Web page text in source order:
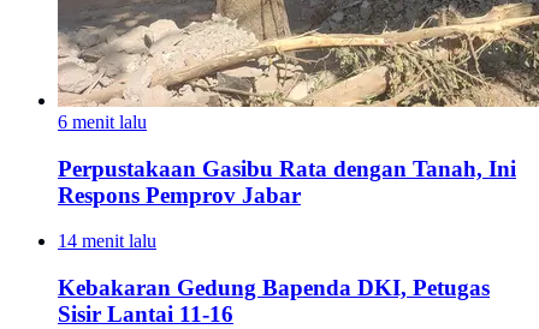
6 menit lalu
Perpustakaan Gasibu Rata dengan Tanah, Ini
Respons Pemprov Jabar
14 menit lalu
Kebakaran Gedung Bapenda DKI, Petugas
Sisir Lantai 11-16